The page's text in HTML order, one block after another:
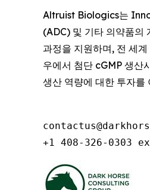
Altruist Biologics는
(ADC) 및 기타 의약품의
과정을 지원하며, 전 세
우에서 첨단 cGMP 생산
생산 역량에 대한 투자를
+1 408-326-0303